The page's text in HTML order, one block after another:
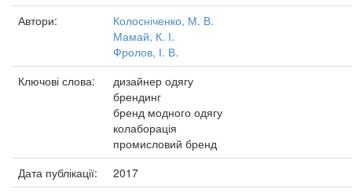
Автори:
Колосніченко, М. В.
Мамай, К. І.
Фролов, І. В.
Ключові слова:
дизайнер одягу
брендинг
бренд модного одягу
колаборація
промисловий бренд
Дата публікації:
2017